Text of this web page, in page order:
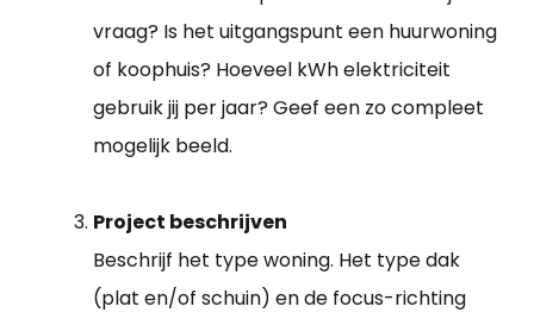
vraag? Is het uitgangspunt een huurwoning
of koophuis? Hoeveel kWh elektriciteit
gebruik jij per jaar? Geef een zo compleet
mogelijk beeld.
Project beschrijven
Beschrijf het type woning. Het type dak
(plat en/of schuin) en de focus-richting